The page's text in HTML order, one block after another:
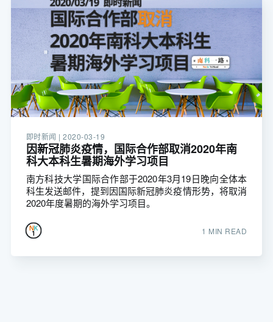
即时新闻 |2020-03-19
因新冠肺炎疫情，国际合作部取消2020年南
科大本科生暑期海外学习项目
南方科技大学国际合作部于2020年3月19日晚向全体本
科生发送邮件，提到因国际新冠肺炎疫情形势，将取消
2020年度暑期的海外学习项目。
1 MIN READ